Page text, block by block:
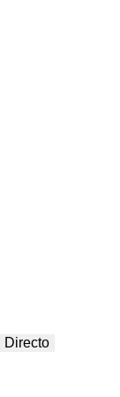
Directo